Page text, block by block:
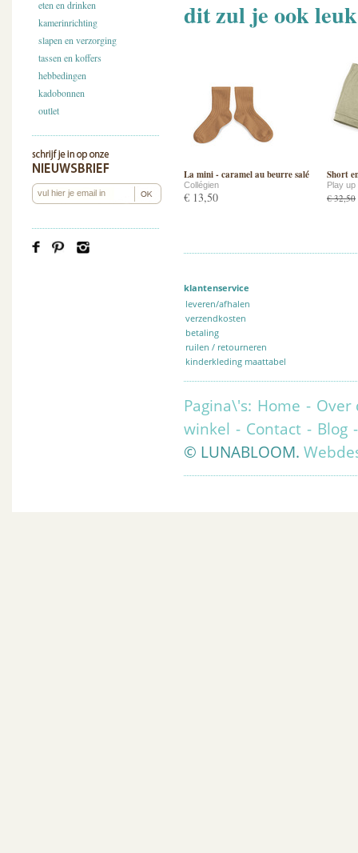
eten en drinken
kamerinrichting
slapen en verzorging
tassen en koffers
hebbedingen
kadobonnen
outlet
dit zul je ook
La mini - caramel au beurre salé
Collégien
€ 13,50
Short
Play up
€ 32,50
klantenservice
leveren/afhalen
verzendkosten
betaling
ruilen / retourneren
kinderkleding maattabel
Pagina\'s: Home - Over
winkel - Contact - Blog
© LUNABLOOM.